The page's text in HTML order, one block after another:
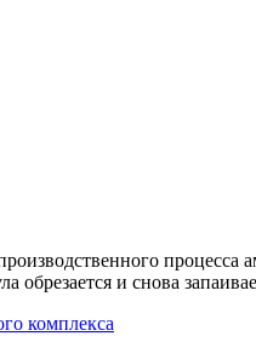
процесса
обрезается и снова